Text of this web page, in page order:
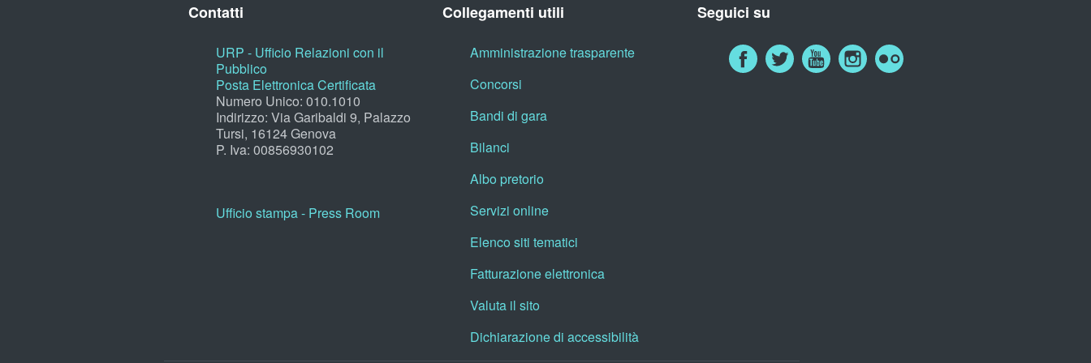
Contatti
URP - Ufficio Relazioni con il
Pubblico
Posta Elettronica Certificata
Numero Unico: 010.1010
Indirizzo: Via Garibaldi 9, Palazzo
Tursi, 16124 Genova
P. Iva: 00856930102
Ufficio stampa - Press Room
Collegamenti utili
Amministrazione trasparente
Concorsi
Bandi di gara
Bilanci
Albo pretorio
Servizi online
Elenco siti tematici
Fatturazione elettronica
Valuta il sito
Dichiarazione di accessibilità
Seguici su